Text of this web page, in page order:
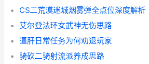
CS二荒漠迷城烟雾弹全点位深度解析
艾尔登法环女武神无伤思路
逼肝日常任务为何劝退玩家
骑砍二骑射流派养成思路